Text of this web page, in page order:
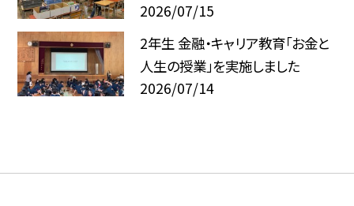
2026/07/15
2年生 金融・キャリア教育「お金と
人生の授業」を実施しました
2026/07/14